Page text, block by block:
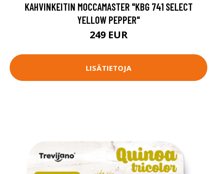
KAHVINKEITIN MOCCAMASTER "KBG 741 SELECT
YELLOW PEPPER"
249 EUR
LISÄTIETOJA